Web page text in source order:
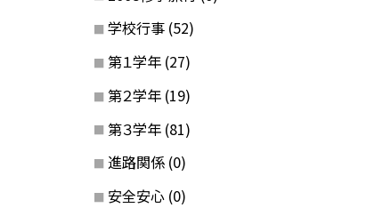
学校行事 (52)
第１学年 (27)
第２学年 (19)
第３学年 (81)
進路関係 (0)
安全安心 (0)